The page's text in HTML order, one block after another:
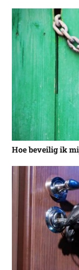
Hoe beveilig ik